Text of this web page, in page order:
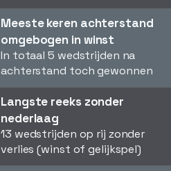
Meeste keren achterstand
omgebogen in winst
In totaal 5 wedstrijden na
achterstand toch gewonnen
Langste reeks zonder
nederlaag
13 wedstrijden op rij zonder
verlies (winst of gelijkspel)